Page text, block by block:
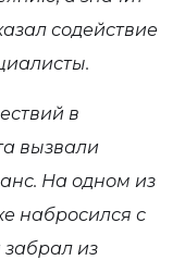
содействие
в
вызвали
На одном из
набросился с
из